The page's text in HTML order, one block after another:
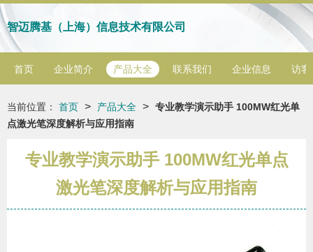
智迈腾基（上海）信息技术有限公司
首页 企业简介 产品大全 联系我们 企业信息 访客
当前位置： 首页 > 产品大全 > 专业教学演示助手 100MW红光单
点激光笔深度解析与应用指南
专业教学演示助手 100MW红光单点
激光笔深度解析与应用指南